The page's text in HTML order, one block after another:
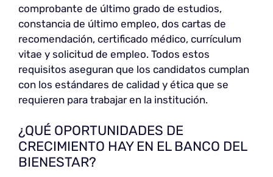
comprobante de último grado de estudios,
constancia de último empleo, dos cartas de
recomendación, certificado médico, currículum
vitae y solicitud de empleo. Todos estos
requisitos aseguran que los candidatos cumplan
con los estándares de calidad y ética que se
requieren para trabajar en la institución.
¿QUÉ OPORTUNIDADES DE
CRECIMIENTO HAY EN EL BANCO DEL
BIENESTAR?